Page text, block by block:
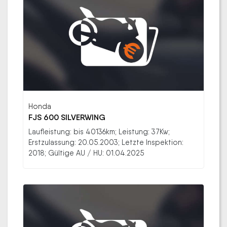
Honda
FJS 600 SILVERWING
Laufleistung: bis 40136km; Leistung: 37Kw;
Erstzulassung: 20.05.2003; Letzte Inspektion:
2018; Gültige AU / HU: 01.04.2025